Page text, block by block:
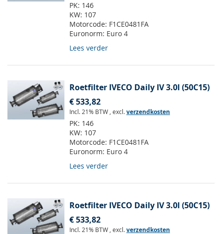
PK: 146
KW: 107
Motorcode: F1CE0481FA
Euronorm: Euro 4
Lees verder
Roetfilter IVECO Daily IV 3.0l (50C15)
€ 533,82
Incl. 21% BTW , excl.verzendkosten
PK: 146
KW: 107
Motorcode: F1CE0481FA
Euronorm: Euro 4
Lees verder
Roetfilter IVECO Daily IV 3.0l (50C15)
€ 533,82
Incl. 21% BTW , excl.verzendkosten